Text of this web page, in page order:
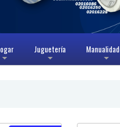
+ +
Juguetería
+